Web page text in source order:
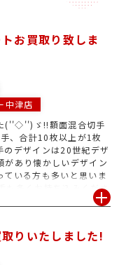
お買取り致しま
中津店
(''◇'')ゞ!!額面混合切手
、合計10枚以上が1枚
デザインは20世紀デザ
があり懐かしいデザイン
いる方も多いと思いま
も多くお持ち込みくださ
ることがございました
りいたしました!